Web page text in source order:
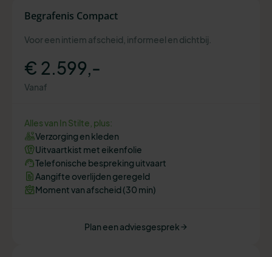
Begrafenis Compact
Voor een intiem afscheid, informeel en dichtbij.
€ 2.599,-
Vanaf
Alles van In Stilte, plus:
Verzorging en kleden
Uitvaartkist met eikenfolie
Telefonische bespreking uitvaart
Aangifte overlijden geregeld
Moment van afscheid (30 min)
Plan een adviesgesprek